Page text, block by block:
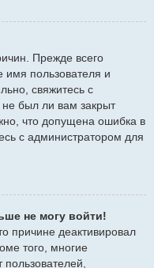
Прежде всего
имя пользователя и
свяжитесь с
был ли вам закрыт
что допущена ошибка в
с администратором для
не могу войти!
причине деактивировал
того, многие